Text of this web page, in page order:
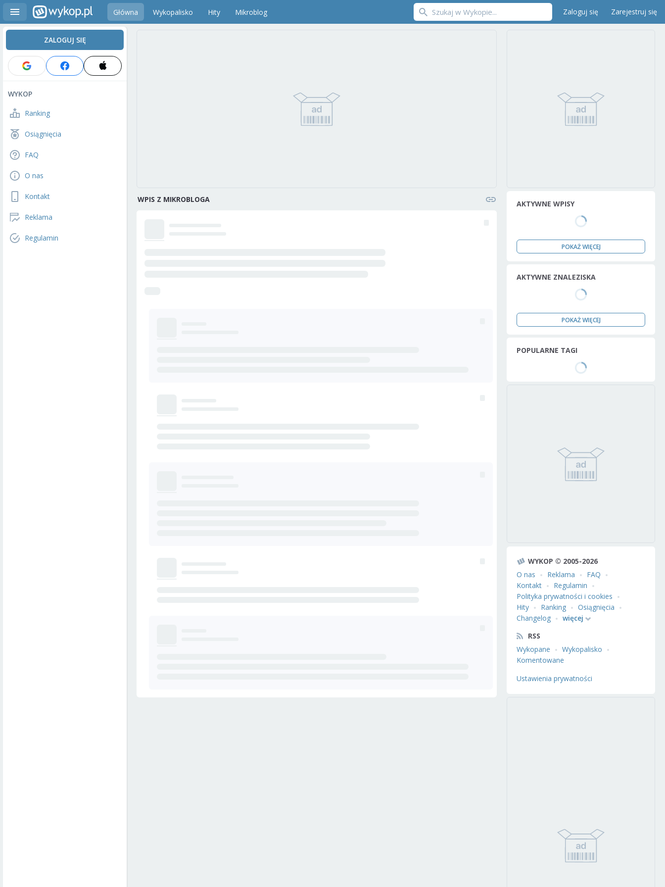
Główna Wykopalisko Hity Mikroblog Zaloguj się Zarejestruj się
ZALOGUJ SIĘ
WYKOP
Ranking
Osiągnięcia
FAQ
O nas
Kontakt
Reklama
Regulamin
WPIS Z MIKROBLOGA AKTYWNE WPISY
POKAŻ WIĘCEJ
AKTYWNE ZNALEZISKA
POKAŻ WIĘCEJ
POPULARNE TAGI
WYKOP © 2005-2026
O nas
Reklama
FAQ
Kontakt
Regulamin
Polityka prywatności i cookies
Hity
Ranking
Osiągnięcia
Changelog
więcej
RSS
Wykopane
Wykopalisko
Komentowane
Ustawienia prywatności